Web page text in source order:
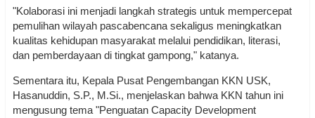
"Kolaborasi ini menjadi langkah strategis untuk mempercepat
pemulihan wilayah pascabencana sekaligus meningkatkan
kualitas kehidupan masyarakat melalui pendidikan, literasi,
dan pemberdayaan di tingkat gampong," katanya.
Sementara itu, Kepala Pusat Pengembangan KKN USK,
Hasanuddin, S.P., M.Si., menjelaskan bahwa KKN tahun ini
mengusung tema "Penguatan Capacity Development